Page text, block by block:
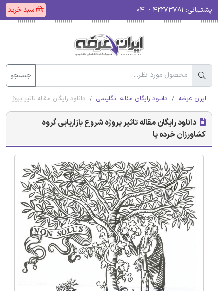
پشتیبانی: سبد خرید
جستجو
ایران عرضه دانلود رایگان مقاله انگلیسی دانلود رایگان مقاله تاثیر پروژه
دانلود رایگان مقاله تاثیر پروژه شروع بازاریابی گروه
کشاورزان خرده پا